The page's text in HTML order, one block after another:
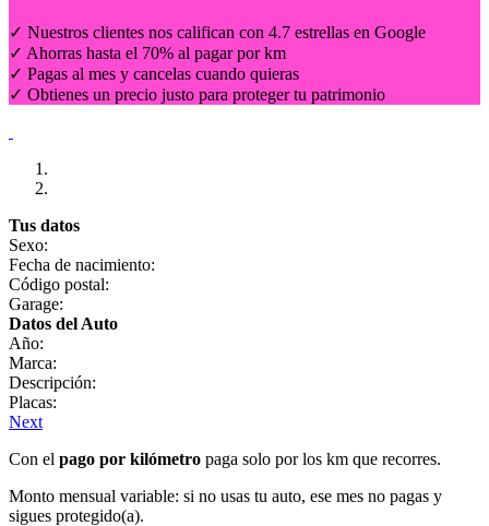
✓ Nuestros clientes nos califican con 4.7 estrellas en Google
✓ Ahorras hasta el 70% al pagar por km
✓ Pagas al mes y cancelas cuando quieras
✓ Obtienes un precio justo para proteger tu patrimonio
Tus datos
Sexo:
Fecha de nacimiento:
Código postal:
Garage:
Datos del Auto
Año:
Marca:
Descripción:
Placas:
Next
Con el pago por kilómetro paga solo por los km que recorres.
Monto mensual variable: si no usas tu auto, ese mes no pagas y
sigues protegido(a).